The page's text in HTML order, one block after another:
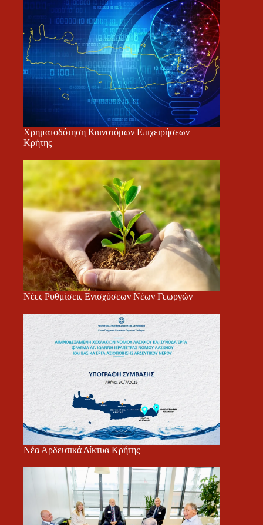
Χρηματοδότηση Καινοτόμων Επιχειρήσεων
Κρήτης
Νέες Ρυθμίσεις Ενισχύσεων Νέων Γεωργών
Νέα Αρδευτικά Δίκτυα Κρήτης